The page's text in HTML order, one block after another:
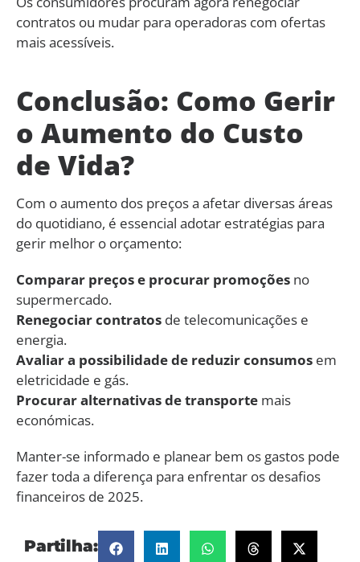
contratos ou mudar para operadoras com ofertas
mais acessíveis.
Conclusão: Como Gerir
o Aumento do Custo
de Vida?
Com o aumento dos preços a afetar diversas áreas
do quotidiano, é essencial adotar estratégias para
gerir melhor o orçamento:
Comparar preços e procurar promoções no
supermercado.
Renegociar contratos de telecomunicações e
energia.
Avaliar a possibilidade de reduzir consumos em
eletricidade e gás.
Procurar alternativas de transporte mais
económicas.
Manter-se informado e planear bem os gastos pode
fazer toda a diferença para enfrentar os desafios
financeiros de 2025.
Partilha: